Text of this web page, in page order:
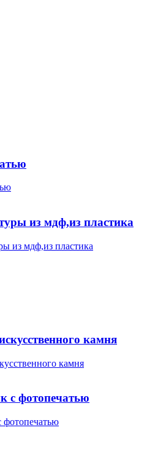
из мдф,из пластика
камня
с фотопечатью